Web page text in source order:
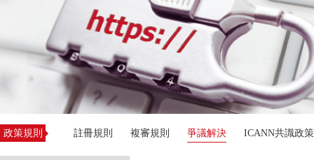
政策規則 註冊規則 複審規則 爭議解決 ICANN共識政策